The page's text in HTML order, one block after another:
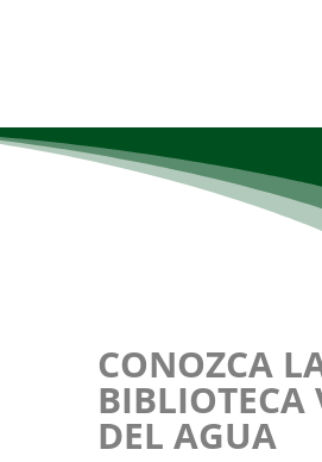
CONOZCA
BIBLIOTECA
DEL AGUA